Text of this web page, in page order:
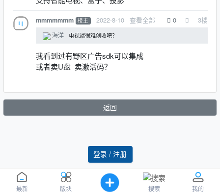
最新 版块 搜索 我的
登录 / 注册
mmmmmmm 楼主 2022-8-10 查看全部 0 3楼
海洋 电视端很难创收吧？
我看到过有野区广告sdk可以集成
或者卖U盘 卖激活码？
返回